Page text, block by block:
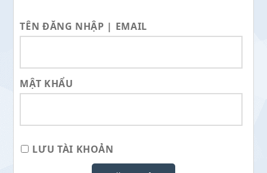
TÊN ĐĂNG NHẬP | EMAIL
MẬT KHẨU
LƯU TÀI KHOẢN